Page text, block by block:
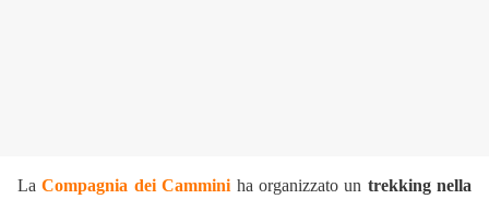
LaCompagnia dei Cammini ha organizzato un trekking nella